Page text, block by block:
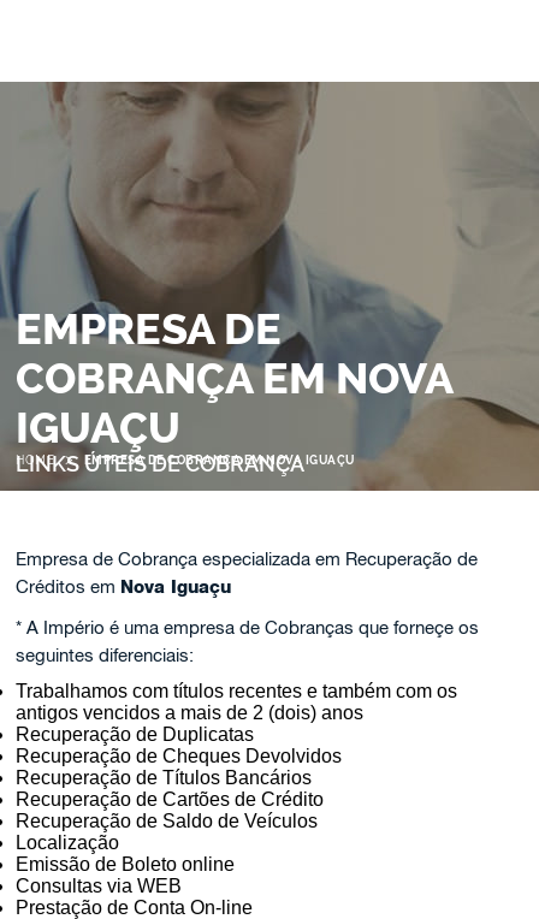
EMPRESA DE
COBRANÇA EM NOVA
IGUAÇU
LINKS ÚTEIS DE COBRANÇA
HOME > EMPRESA DE COBRANÇA EM NOVA IGUAÇU
Empresa de Cobrança especializada em Recuperação de
Créditos em Nova Iguaçu
* A Império é uma empresa de Cobranças que forneçe os
seguintes diferenciais:
Trabalhamos com títulos recentes e também com os
antigos vencidos a mais de 2 (dois) anos
Recuperação de Duplicatas
Recuperação de Cheques Devolvidos
Recuperação de Títulos Bancários
Recuperação de Cartões de Crédito
Recuperação de Saldo de Veículos
Localização
Emissão de Boleto online
Consultas via WEB
Prestação de Conta On-line